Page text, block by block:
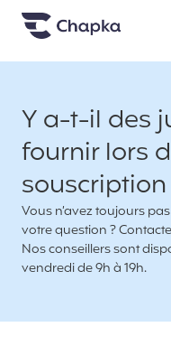
Chapka
Y a-t-il des
fournir lors
souscription
Vous n’avez toujours
votre question ?
Nos conseillers sont
vendredi de 9h à 19h.